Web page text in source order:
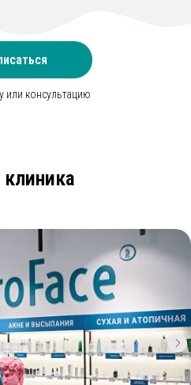
или консультацию